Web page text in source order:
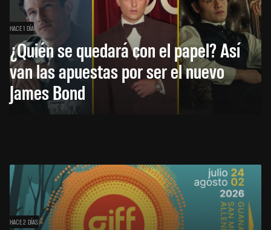
HACE 1 DÍA
¿Quién se quedará con el papel? Así
van las apuestas por ser el nuevo
James Bond
HACE 2 DÍAS